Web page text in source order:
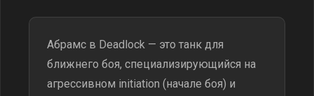
Абрамс в Deadlock — это танк для
ближнего боя, специализирующийся на
агрессивном initiation (начале боя) и